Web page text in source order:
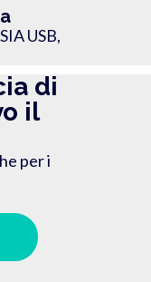
USB,
di
il
per i